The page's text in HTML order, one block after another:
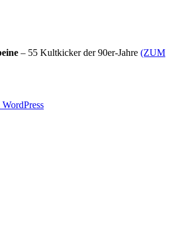
– 55 Kultkicker der 90er-Jahre (ZUM